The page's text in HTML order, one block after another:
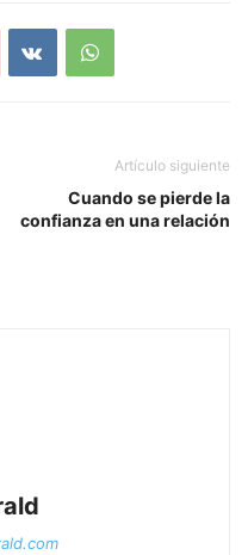
Artículo siguiente
Cuando se pierde la
confianza en una relación